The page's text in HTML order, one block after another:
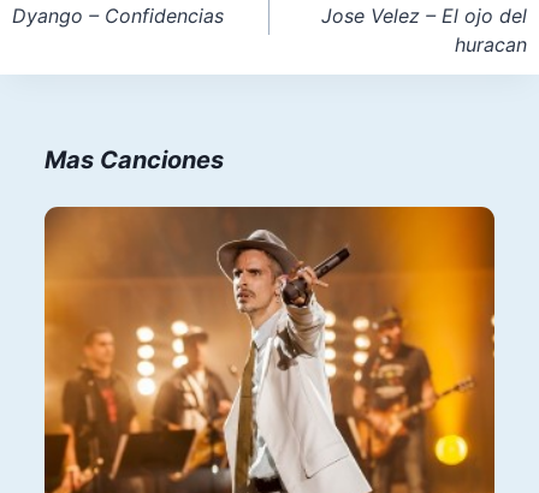
de
Dyango – Confidencias
Jose Velez – El ojo del
huracan
Mas Canciones